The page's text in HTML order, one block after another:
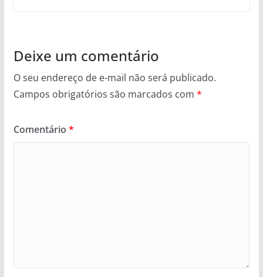
Deixe um comentário
O seu endereço de e-mail não será publicado.
Campos obrigatórios são marcados com *
Comentário *